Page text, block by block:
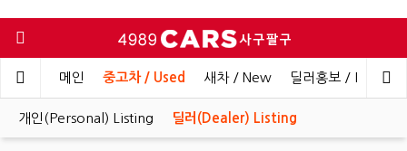
메인 중고차 / Used 새차 / New 딜러홍보 / Dealer
개인(Personal) Listing 딜러(Dealer) Listing